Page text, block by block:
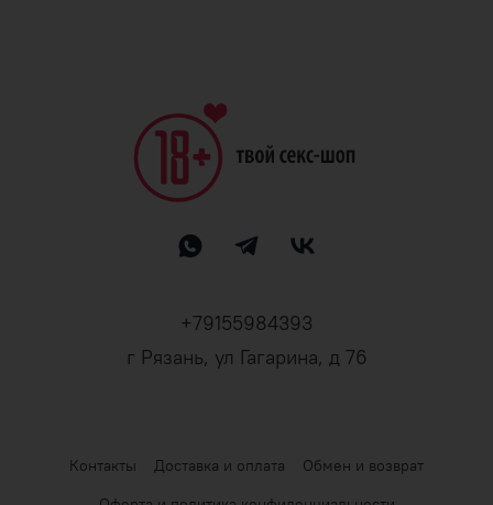
+79155984393
г Рязань, ул Гагарина, д 76
Контакты Доставка и оплата
Обмен и возврат